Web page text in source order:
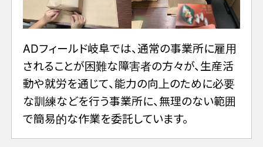
ADフィールド岐阜では、通常の事業所に雇用
されることが困難な障害者の方々が、生産活
動や就労を通じて、能力の向上のために必要
な訓練などを行う事業所に、無理のない範囲
で簡易的な作業を委託しています。